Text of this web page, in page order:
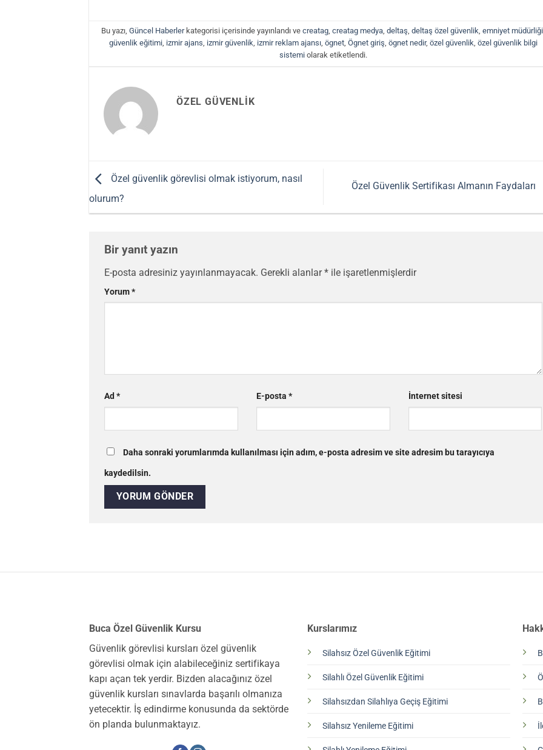
Bu yazı,Güncel Haberlerkategorisi içerisinde yayınlandı vecreatag ,creatag medya ,deltaş ,deltaş özel güvenlik ,emniyet müdürliği
güvenlik eğitimi, izmir ajans izmir güvenlik izmir reklam ajansı, ögnet, Ögnet giriş ögnet nedir, özel güvenlik özel güvenlik bilgi
sistemiolarak etiketlendi.
ÖZEL GÜVENLIK
Özel güvenlik görevlisi olmak istiyorum, nasıl
olurum?
Özel Güvenlik Sertifikası Almanın Faydaları
Bir yanıt yazın
E-posta adresiniz yayınlanmayacak. Gerekli alanlar* ile işaretlenmişlerdir
Yorum*
Ad * E-posta * İnternet sitesi
Daha sonraki yorumlarımda kullanılması için adım, e-posta adresim ve site adresim bu tarayıcıya
kaydedilsin.
Buca Özel Güvenlik Kursu
Güvenlik görevlisi kursları özel güvenlik
görevlisi olmak için alabileceğiniz sertifikaya
kapı açan tek yerdir. Bizden alacağınız özel
güvenlik kursları sınavlarda başarılı olmanıza
yetecektir. İş edindirme konusunda da sektörde
ön planda bulunmaktayız.
Kurslarımız
Silahsız Özel Güvenlik Eğitimi
Silahlı Özel Güvenlik Eğitimi
Silahsızdan Silahlıya Geçiş Eğitimi
Silahsız Yenileme Eğitimi